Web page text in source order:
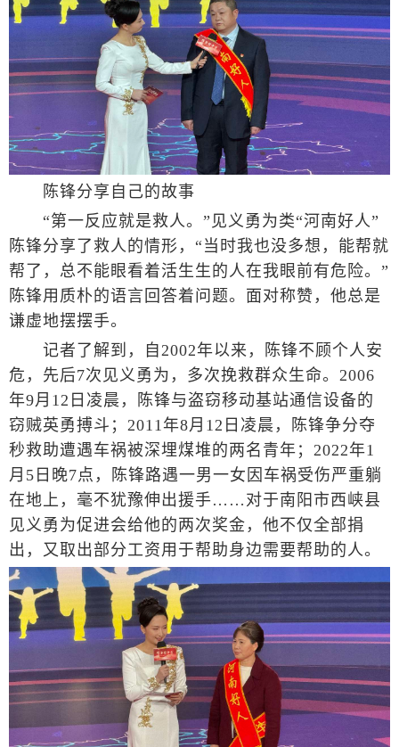
陈锋分享自己的故事
“第一反应就是救人。”见义勇为类“河南好人”
陈锋分享了救人的情形，“当时我也没多想，能帮就
帮了，总不能眼看着活生生的人在我眼前有危险。”
陈锋用质朴的语言回答着问题。面对称赞，他总是
谦虚地摆摆手。
记者了解到，自2002年以来，陈锋不顾个人安
危，先后7次见义勇为，多次挽救群众生命。2006
年9月12日凌晨，陈锋与盗窃移动基站通信设备的
窃贼英勇搏斗；2011年8月12日凌晨，陈锋争分夺
秒救助遭遇车祸被深埋煤堆的两名青年；2022年1
月5日晚7点，陈锋路遇一男一女因车祸受伤严重躺
在地上，毫不犹豫伸出援手……对于南阳市西峡县
见义勇为促进会给他的两次奖金，他不仅全部捐
出，又取出部分工资用于帮助身边需要帮助的人。